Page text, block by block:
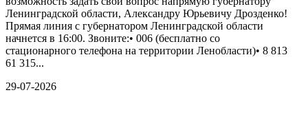
Ленинградской области, Александру Юрьевичу Дрозденко!
Прямая линия с губернатором Ленинградской области
начнется в 16:00. Звоните:• 006 (бесплатно со
стационарного телефона на территории Ленобласти)• 8 813
61 315...
29-07-2026